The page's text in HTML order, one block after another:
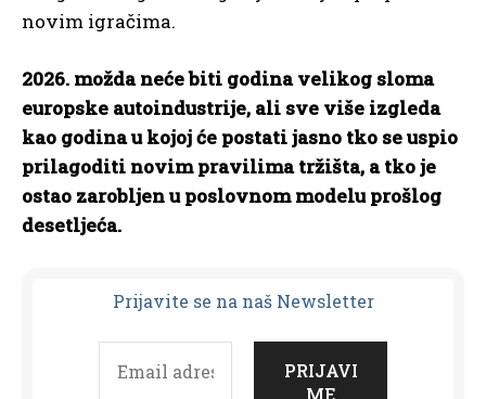
novim igračima.
2026. možda neće biti godina velikog sloma
europske autoindustrije, ali sve više izgleda
kao godina u kojoj će postati jasno tko se uspio
prilagoditi novim pravilima tržišta, a tko je
ostao zarobljen u poslovnom modelu prošlog
desetljeća.
Prijavite se na naš Newsletter